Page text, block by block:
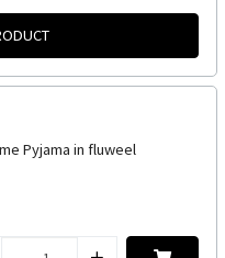
Pyjama in fluweel